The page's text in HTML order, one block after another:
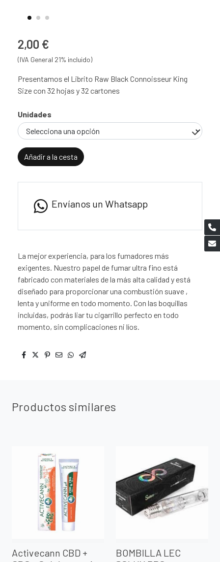
2,00 €
(IVA General 21% incluido)
Presentamos el Librito Raw Black Connoisseur King
Size con 32 hojas y 32 cartones
Unidades
Añadir a la cesta
Envíanos un Whatsapp
La mejor experiencia, para los fumadores más
exigentes. Nuestro papel de fumar ultra fino está
fabricado con materiales de la más alta calidad y está
diseñado para proporcionar una combustión suave ,
lenta y uniforme en todo momento. Con las boquillas
incluidas, podrás liar tu cigarrillo perfecto en todo
momento, sin complicaciones ni líos.
Productos similares
Activecann CBD +
BOMBILLA LEC